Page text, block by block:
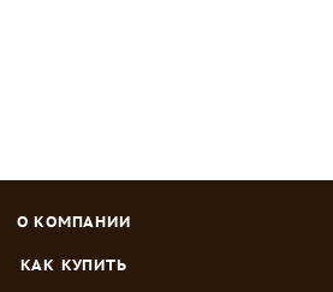
О КОМПАНИИ
КАК КУПИТЬ